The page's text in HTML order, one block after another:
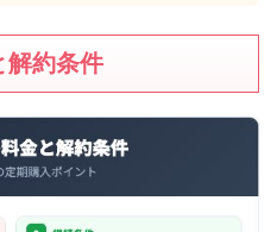
解約条件